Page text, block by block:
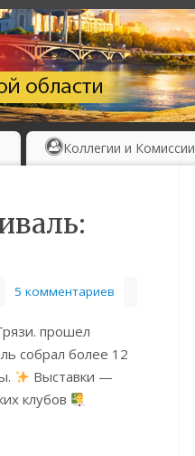
Коллегии и Комиссии
5 комментариев
прошел
собрал более 12
Выставки —
клубов